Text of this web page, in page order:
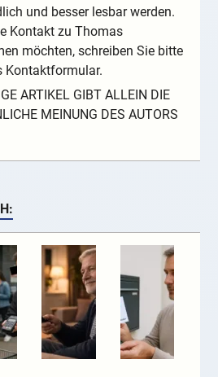
und besser lesbar werden.
Kontakt zu Thomas
möchten, schreiben Sie bitte
Kontaktformular.
ARTIKEL GIBT ALLEIN DIE
MEINUNG DES AUTORS